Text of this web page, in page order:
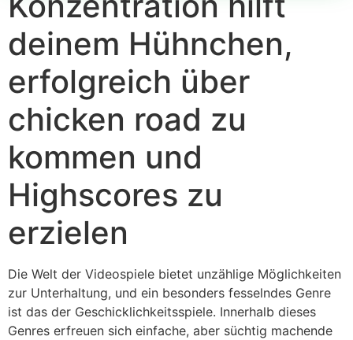
deinem Hühnchen,
erfolgreich über
chicken road zu
kommen und
Highscores zu
erzielen
Die Welt der Videospiele bietet unzählige Möglichkeiten
zur Unterhaltung, und ein besonders fesselndes Genre
ist das der Geschicklichkeitsspiele. Innerhalb dieses
Genres erfreuen sich einfache, aber süchtig machende